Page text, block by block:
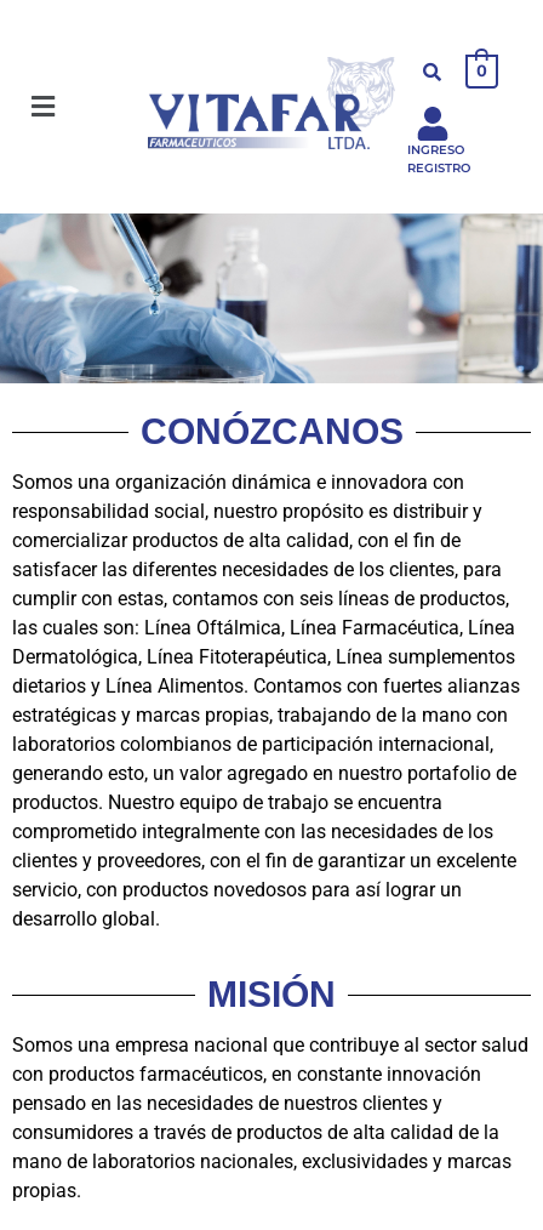
0
INGRESO
REGISTRO
CONÓZCANOS
Somos una organización dinámica e innovadora con
responsabilidad social, nuestro propósito es distribuir y
comercializar productos de alta calidad, con el fin de
satisfacer las diferentes necesidades de los clientes, para
cumplir con estas, contamos con seis líneas de productos,
las cuales son: Línea Oftálmica, Línea Farmacéutica, Línea
Dermatológica, Línea Fitoterapéutica, Línea sumplementos
dietarios y Línea Alimentos. Contamos con fuertes alianzas
estratégicas y marcas propias, trabajando de la mano con
laboratorios colombianos de participación internacional,
generando esto, un valor agregado en nuestro portafolio de
productos. Nuestro equipo de trabajo se encuentra
comprometido integralmente con las necesidades de los
clientes y proveedores, con el fin de garantizar un excelente
servicio, con productos novedosos para así lograr un
desarrollo global.
MISIÓN
Somos una empresa nacional que contribuye al sector salud
con productos farmacéuticos, en constante innovación
pensado en las necesidades de nuestros clientes y
consumidores a través de productos de alta calidad de la
mano de laboratorios nacionales, exclusividades y marcas
propias.